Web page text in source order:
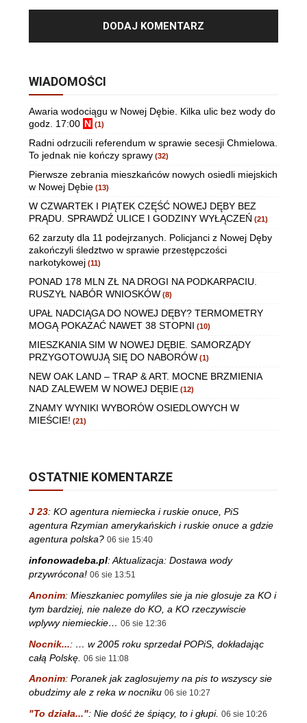
WIADOMOŚCI
Awaria wodociągu w Nowej Dębie. Kilka ulic bez wody do
godz. 17:00 N (1)
Radni odrzucili referendum w sprawie secesji Chmielowa.
To jednak nie kończy sprawy (32)
Pierwsze zebrania mieszkańców nowych osiedli miejskich
w Nowej Dębie (13)
W CZWARTEK I PIĄTEK CZĘŚĆ NOWEJ DĘBY BEZ
PRĄDU. SPRAWDŹ ULICE I GODZINY WYŁĄCZEŃ (21)
62 zarzuty dla 11 podejrzanych. Policjanci z Nowej Dęby
zakończyli śledztwo w sprawie przestępczości
narkotykowej (11)
PONAD 178 MLN ZŁ NA DROGI NA PODKARPACIU.
RUSZYŁ NABÓR WNIOSKÓW (8)
UPAŁ NADCIĄGA DO NOWEJ DĘBY? TERMOMETRY
MOGĄ POKAZAĆ NAWET 38 STOPNI (10)
MIESZKANIA SIM W NOWEJ DĘBIE. SAMORZĄDY
PRZYGOTOWUJĄ SIĘ DO NABORÓW (1)
NEW OAK LAND – TRAP & ART. MOCNE BRZMIENIA
NAD ZALEWEM W NOWEJ DĘBIE (12)
ZNAMY WYNIKI WYBORÓW OSIEDLOWYCH W
MIEŚCIE! (21)
OSTATNIE KOMENTARZE
J 23: KO agentura niemiecka i ruskie onuce, PiS
agentura Rzymian amerykańskich i ruskie onuce a gdzie
agentura polska? 06 sie 15:40
infonowadeba.pl:Aktualizacja: Dostawa wody
przywrócona! 06 sie 13:51
Anonim: Mieszkaniec pomyliles sie ja nie glosuje za KO i
tym bardziej, nie naleze do KO, a KO rzeczywiscie
wplywy niemieckie… 06 sie 12:36
Nocnik...: … w 2005 roku sprzedał POPiS, dokładając
całą Polskę. 06 sie 11:08
Anonim: Poranek jak zaglosujemy na pis to wszyscy sie
obudzimy ale z reka w nocniku 06 sie 10:27
"To działa...": Nie dość że śpiący, to i głupi. 06 sie 10:26